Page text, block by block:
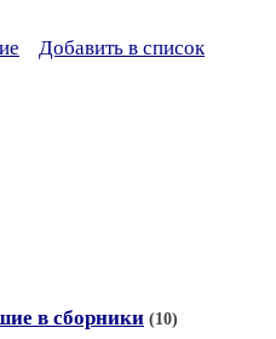
Добавить в список
в сборники (10)